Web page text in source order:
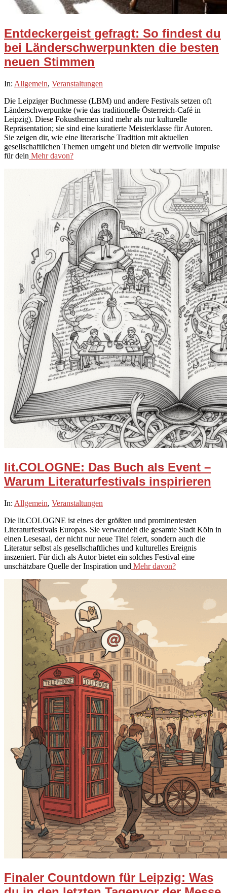
Entdeckergeist gefragt: So findest du
bei Länderschwerpunkten die besten
neuen Stimmen
2026-
12
In: Allgemein, Veranstaltungen
Die Leipziger Buchmesse (LBM) und andere Festivals setzen oft
Länderschwerpunkte (wie das traditionelle Österreich-Café in
Leipzig). Diese Fokusthemen sind mehr als nur kulturelle
Repräsentation; sie sind eine kuratierte Meisterklasse für Autoren.
Sie zeigen dir, wie eine literarische Tradition mit aktuellen
gesellschaftlichen Themen umgeht und bieten dir wertvolle Impulse
für dein Mehr davon?
lit.COLOGNE: Das Buch als Event –
Warum Literaturfestivals inspirieren
2026-
05
In: Allgemein, Veranstaltungen
Die lit.COLOGNE ist eines der größten und prominentesten
Literaturfestivals Europas. Sie verwandelt die gesamte Stadt Köln in
einen Lesesaal, der nicht nur neue Titel feiert, sondern auch die
Literatur selbst als gesellschaftliches und kulturelles Ereignis
inszeniert. Für dich als Autor bietet ein solches Festival eine
unschätzbare Quelle der Inspiration und Mehr davon?
Finaler Countdown für Leipzig: Was